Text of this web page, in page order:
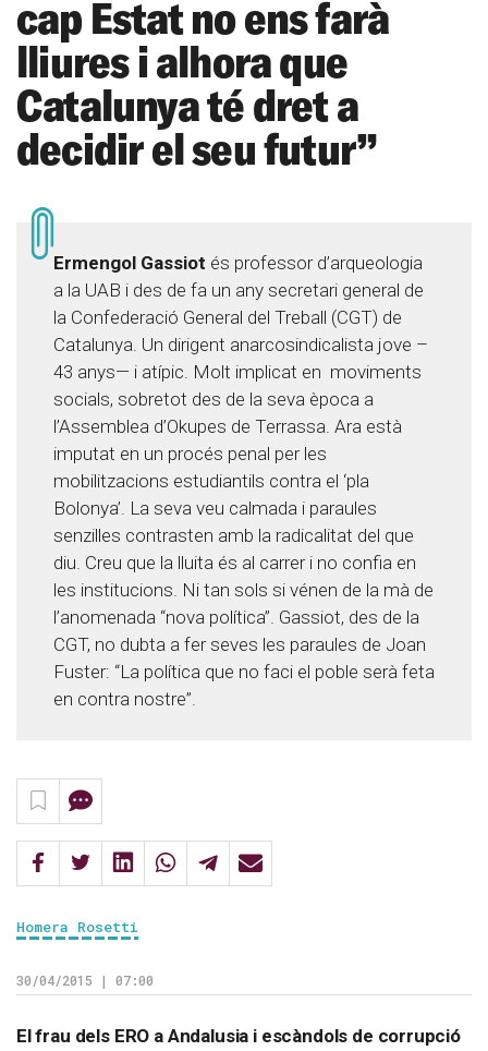
cap Estat no ens farà
lliures i alhora que
Catalunya té dret a
decidir el seu futur”
Ermengol Gassiot és professor d’arqueologia
a la UAB i des de fa un any secretari general de
la Confederació General del Treball (CGT) de
Catalunya. Un dirigent anarcosindicalista jove –
43 anys— i atípic. Molt implicat en moviments
socials, sobretot des de la seva època a
l’Assemblea d’Okupes de Terrassa. Ara està
imputat en un procés penal per les
mobilitzacions estudiantils contra el ‘pla
Bolonya’. La seva veu calmada i paraules
senzilles contrasten amb la radicalitat del que
diu. Creu que la lluita és al carrer i no confia en
les institucions. Ni tan sols si vénen de la mà de
l’anomenada “nova política”. Gassiot, des de la
CGT, no dubta a fer seves les paraules de Joan
Fuster: “La política que no faci el poble serà feta
en contra nostre”.
Homera Rosetti
30/04/2015 | 07:00
El frau dels ERO a Andalusia i escàndols de corrupció